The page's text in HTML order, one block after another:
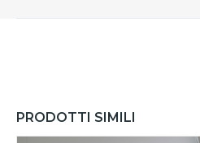
PRODOTTI SIMILI